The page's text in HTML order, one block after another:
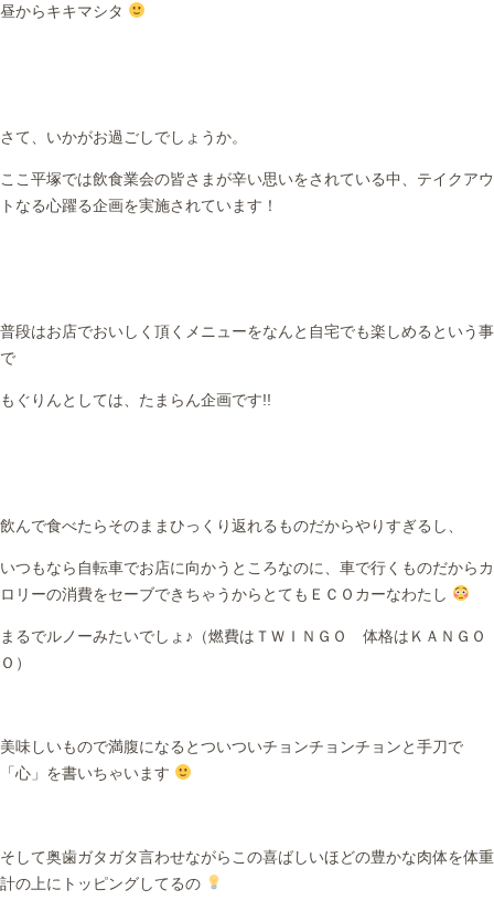
昼からキキマシタ
さて、いかがお過ごしでしょうか。
ここ平塚では飲食業会の皆さまが辛い思いをされている中、テイクアウ
トなる心躍る企画を実施されています！
普段はお店でおいしく頂くメニューをなんと自宅でも楽しめるという事
で
もぐりんとしては、たまらん企画です!!
飲んで食べたらそのままひっくり返れるものだからやりすぎるし、
いつもなら自転車でお店に向かうところなのに、車で行くものだからカ
ロリーの消費をセーブできちゃうからとてもＥＣＯカーなわたし
まるでルノーみたいでしょ♪（燃費はＴＷＩＮＧＯ 体格はＫＡＮＧＯ
Ｏ）
美味しいもので満腹になるとついついチョンチョンチョンと手刀で
「心」を書いちゃいます
そして奥歯ガタガタ言わせながらこの喜ばしいほどの豊かな肉体を体重
計の上にトッピングしてるの